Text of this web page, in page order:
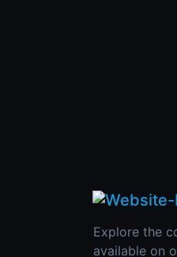
Explore the
available on